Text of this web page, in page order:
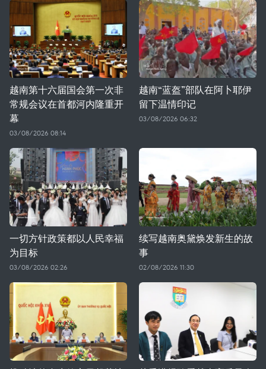
越南第十六届国会第一次非
常规会议在首都河内隆重开
幕
03/08/2026 08:14
越南“蓝盔”部队在阿卜耶伊
留下温情印记
03/08/2026 06:32
一切方针政策都以人民幸福
为目标
03/08/2026 02:26
续写越南奥黛焕发新生的故
事
02/08/2026 11:30